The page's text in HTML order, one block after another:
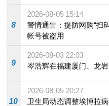
8
2026-08-05 15:14
警情通告：提防网购“扫
帐号被盗用
9
2026-08-03 22:03
岑浩辉在福建厦门、龙
10
2026-08-05 20:27
卫生局动态调整埃博拉